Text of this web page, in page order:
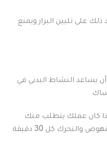
على تليين البراز ويمنع
يساعد النشاط البدني في
كان عملك يتطلب منك
الجلوس لفترات طويلة، فحاول النهوض والتحرك كل 30 دقيقة